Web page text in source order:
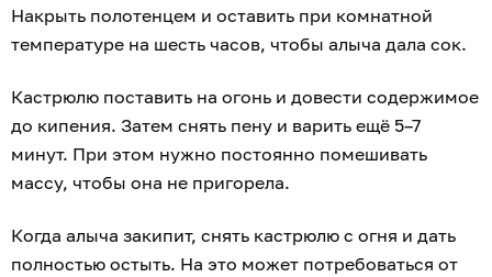
Накрыть полотенцем и оставить при комнатной
температуре на шесть часов, чтобы алыча дала сок.
Кастрюлю поставить на огонь и довести содержимое
до кипения. Затем снять пену и варить ещё 5–7
минут. При этом нужно постоянно помешивать
массу, чтобы она не пригорела.
Когда алыча закипит, снять кастрюлю с огня и дать
полностью остыть. На это может потребоваться от